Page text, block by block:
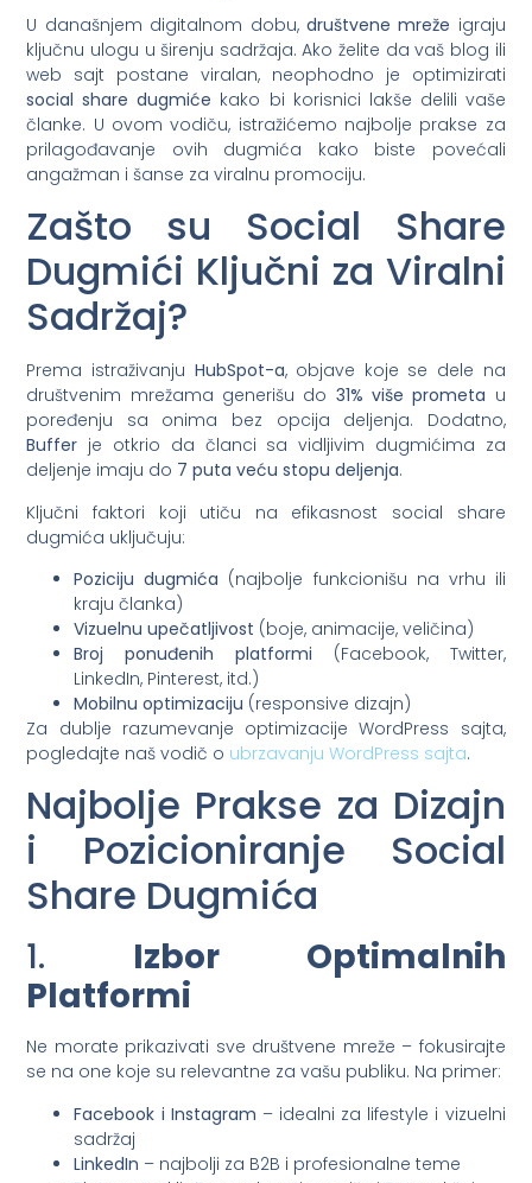
U današnjem digitalnom dobu, društvene mreže igraju
ključnu ulogu u širenju sadržaja. Ako želite da vaš blog ili
web sajt postane viralan, neophodno je optimizirati
social share dugmiće kako bi korisnici lakše delili vaše
članke. U ovom vodiču, istražićemo najbolje prakse za
prilagođavanje ovih dugmića kako biste povećali
angažman i šanse za viralnu promociju.
Zašto su Social Share
Dugmići Ključni za Viralni
Sadržaj?
Prema istraživanju HubSpot-a, objave koje se dele na
društvenim mrežama generišu do 31% više prometa u
poređenju sa onima bez opcija deljenja. Dodatno,
Buffer je otkrio da članci sa vidljivim dugmićima za
deljenje imaju do 7 puta veću stopu deljenja.
Ključni faktori koji utiču na efikasnost social share
dugmića uključuju:
Poziciju dugmića (najbolje funkcionišu na vrhu ili
kraju članka)
Vizuelnu upečatljivost (boje, animacije, veličina)
Broj ponuđenih platformi (Facebook, Twitter,
LinkedIn, Pinterest, itd.)
Mobilnu optimizaciju (responsive dizajn)
Za dublje razumevanje optimizacije WordPress sajta,
pogledajte naš vodič o ubrzavanju WordPress sajta.
Najbolje Prakse za Dizajn
i Pozicioniranje Social
Share Dugmića
1. Izbor Optimalnih
Platformi
Ne morate prikazivati sve društvene mreže – fokusirajte
se na one koje su relevantne za vašu publiku. Na primer:
Facebook i Instagram – idealni za lifestyle i vizuelni
sadržaj
LinkedIn – najbolji za B2B i profesionalne teme